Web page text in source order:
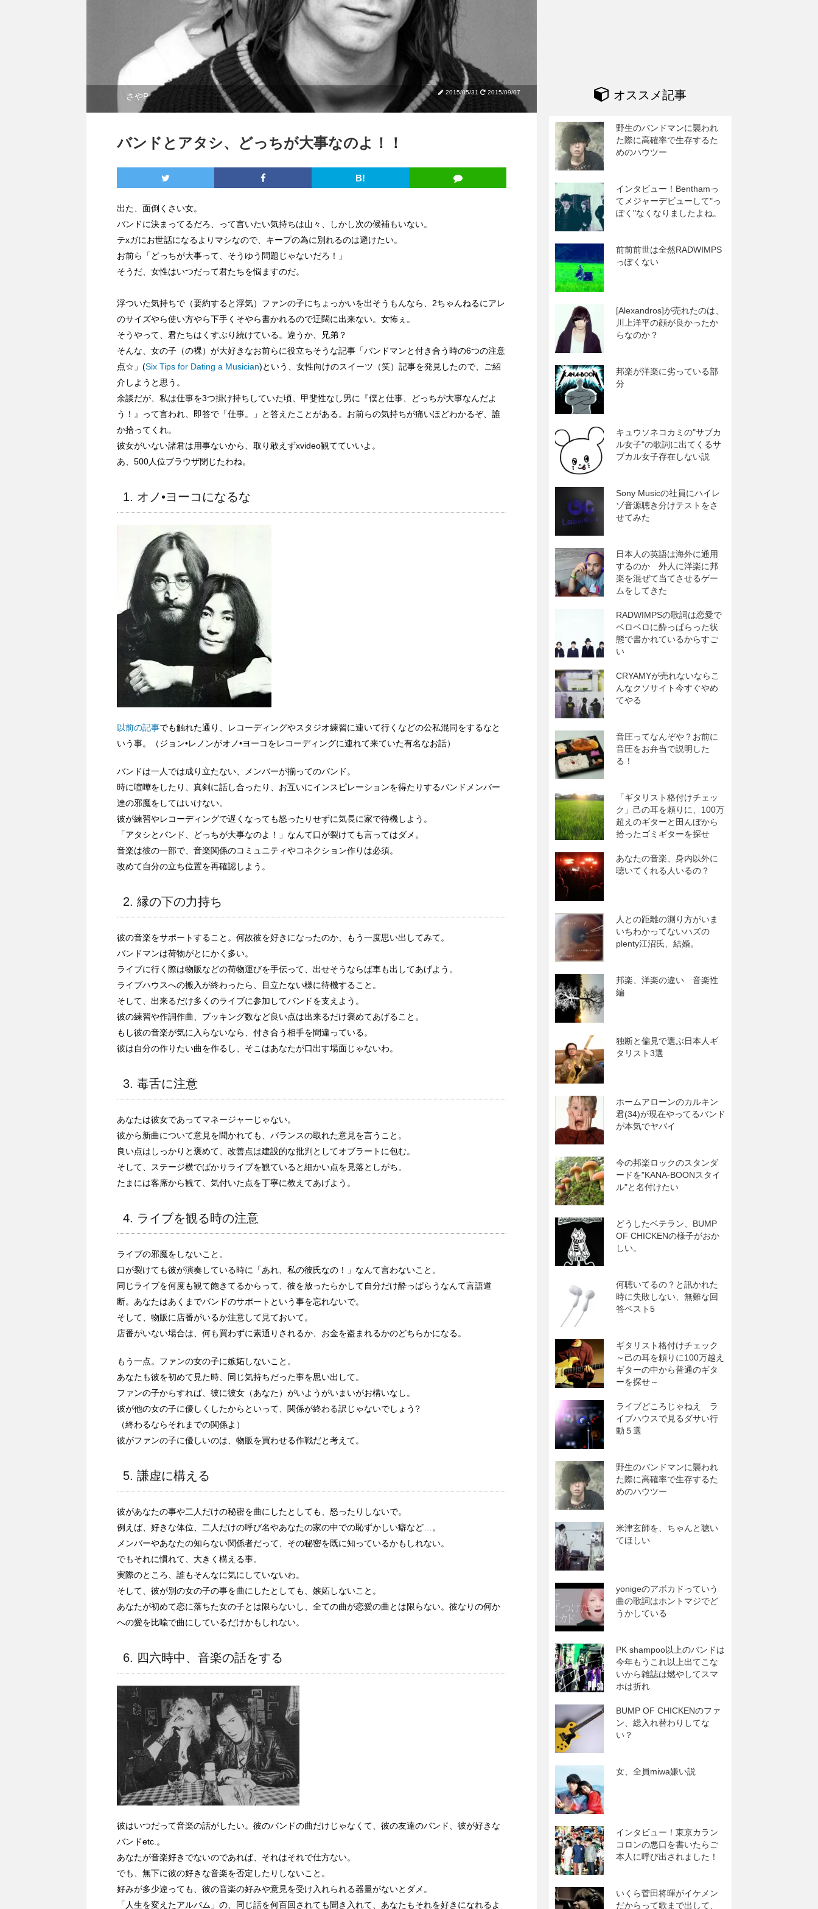
さやP 2015/05/31 2015/09/07
バンドとアタシ、どっちが大事なのよ！！
B!
出た、面倒くさい女。
バンドに決まってるだろ、って言いたい気持ちは山々、しかし次の候補もいない。
テxガにお世話になるよりマシなので、キープの為に別れるのは避けたい。
お前ら「どっちが大事って、そうゆう問題じゃないだろ！」
そうだ、女性はいつだって君たちを悩ますのだ。
浮ついた気持ちで（要約すると浮気）ファンの子にちょっかいを出そうもんなら、2ちゃんねるにアレ
のサイズやら使い方やら下手くそやら書かれるので迂闊に出来ない。女怖ぇ。
そうやって、君たちはくすぶり続けている。違うか、兄弟？
そんな、女の子（の裸）が大好きなお前らに役立ちそうな記事「バンドマンと付き合う時の6つの注意
点☆」(Six Tips for Dating a Musician)という、女性向けのスイーツ（笑）記事を発見したので、ご紹
介しようと思う。
余談だが、私は仕事を3つ掛け持ちしていた頃、甲斐性なし男に『僕と仕事、どっちが大事なんだよ
う！』って言われ、即答で「仕事。」と答えたことがある。お前らの気持ちが痛いほどわかるぞ、誰
か拾ってくれ。
彼女がいない諸君は用事ないから、取り敢えずxvideo観てていいよ。
あ、500人位ブラウザ閉じたわね。
1. オノ•ヨーコになるな
以前の記事でも触れた通り、レコーディングやスタジオ練習に連いて行くなどの公私混同をするなと
いう事。（ジョン•レノンがオノ•ヨーコをレコーディングに連れて来ていた有名なお話）
バンドは一人では成り立たない、メンバーが揃ってのバンド。
時に喧嘩をしたり、真剣に話し合ったり、お互いにインスピレーションを得たりするバンドメンバー
達の邪魔をしてはいけない。
彼が練習やレコーディングで遅くなっても怒ったりせずに気長に家で待機しよう。
「アタシとバンド、どっちが大事なのよ！」なんて口が裂けても言ってはダメ。
音楽は彼の一部で、音楽関係のコミュニティやコネクション作りは必須。
改めて自分の立ち位置を再確認しよう。
2. 縁の下の力持ち
彼の音楽をサポートすること。何故彼を好きになったのか、もう一度思い出してみて。
バンドマンは荷物がとにかく多い。
ライブに行く際は物販などの荷物運びを手伝って、出せそうならば車も出してあげよう。
ライブハウスへの搬入が終わったら、目立たない様に待機すること。
そして、出来るだけ多くのライブに参加してバンドを支えよう。
彼の練習や作詞作曲、ブッキング数など良い点は出来るだけ褒めてあげること。
もし彼の音楽が気に入らないなら、付き合う相手を間違っている。
彼は自分の作りたい曲を作るし、そこはあなたが口出す場面じゃないわ。
3. 毒舌に注意
あなたは彼女であってマネージャーじゃない。
彼から新曲について意見を聞かれても、バランスの取れた意見を言うこと。
良い点はしっかりと褒めて、改善点は建設的な批判としてオブラートに包む。
そして、ステージ横でばかりライブを観ていると細かい点を見落としがち。
たまには客席から観て、気付いた点を丁寧に教えてあげよう。
4. ライブを観る時の注意
ライブの邪魔をしないこと。
口が裂けても彼が演奏している時に「あれ、私の彼氏なの！」なんて言わないこと。
同じライブを何度も観て飽きてるからって、彼を放ったらかして自分だけ酔っぱらうなんて言語道
断。あなたはあくまでバンドのサポートという事を忘れないで。
そして、物販に店番がいるか注意して見ておいて。
店番がいない場合は、何も買わずに素通りされるか、お金を盗まれるかのどちらかになる。
もう一点。ファンの女の子に嫉妬しないこと。
あなたも彼を初めて見た時、同じ気持ちだった事を思い出して。
ファンの子からすれば、彼に彼女（あなた）がいようがいまいがお構いなし。
彼が他の女の子に優しくしたからといって、関係が終わる訳じゃないでしょう?
（終わるならそれまでの関係よ）
彼がファンの子に優しいのは、物販を買わせる作戦だと考えて。
5. 謙虚に構える
彼があなたの事や二人だけの秘密を曲にしたとしても、怒ったりしないで。
例えば、好きな体位、二人だけの呼び名やあなたの家の中での恥ずかしい癖など…。
メンバーやあなたの知らない関係者だって、その秘密を既に知っているかもしれない。
でもそれに慣れて、大きく構える事。
実際のところ、誰もそんなに気にしていないわ。
そして、彼が別の女の子の事を曲にしたとしても、嫉妬しないこと。
あなたが初めて恋に落ちた女の子とは限らないし、全ての曲が恋愛の曲とは限らない。彼なりの何か
への愛を比喩で曲にしているだけかもしれない。
6. 四六時中、音楽の話をする
彼はいつだって音楽の話がしたい。彼のバンドの曲だけじゃなくて、彼の友達のバンド、彼が好きな
バンドetc.。
あなたが音楽好きでないのであれば、それはそれで仕方ない。
でも、無下に彼の好きな音楽を否定したりしないこと。
好みが多少違っても、彼の音楽の好みや意見を受け入れられる器量がないとダメ。
「人生を変えたアルバム」の、同じ話を何百回されても聞き入れて、あなたもそれを好きになれるよ
オススメ記事
野生のバンドマンに襲われ
た際に高確率で生存するた
めのハウツー
インタビュー！Benthamっ
てメジャーデビューして"っ
ぽく"なくなりましたよね。
前前前世は全然RADWIMPS
っぽくない
[Alexandros]が売れたのは、
川上洋平の顔が良かったか
らなのか？
邦楽が洋楽に劣っている部
分
キュウソネコカミの"サブカ
ル女子"の歌詞に出てくるサ
ブカル女子存在しない説
Sony Musicの社員にハイレ
ゾ音源聴き分けテストをさ
せてみた
日本人の英語は海外に通用
するのか 外人に洋楽に邦
楽を混ぜて当てさせるゲー
ムをしてきた
RADWIMPSの歌詞は恋愛で
ベロベロに酔っぱらった状
態で書かれているからすご
い
CRYAMYが売れないならこ
んなクソサイト今すぐやめ
てやる
音圧ってなんぞや？お前に
音圧をお弁当で説明した
る！
「ギタリスト格付けチェッ
ク」己の耳を頼りに、100万
超えのギターと田んぼから
拾ったゴミギターを探せ
あなたの音楽、身内以外に
聴いてくれる人いるの？
人との距離の測り方がいま
いちわかってないハズの
plenty江沼氏、結婚。
邦楽、洋楽の違い 音楽性
編
独断と偏見で選ぶ日本人ギ
タリスト3選
ホームアローンのカルキン
君(34)が現在やってるバンド
が本気でヤバイ
今の邦楽ロックのスタンダ
ードを"KANA-BOONスタイ
ル"と名付けたい
どうしたベテラン、BUMP
OF CHICKENの様子がおか
しい。
何聴いてるの？と訊かれた
時に失敗しない、無難な回
答ベスト5
ギタリスト格付けチェック
～己の耳を頼りに100万越え
ギターの中から普通のギタ
ーを探せ～
ライブどころじゃねえ ラ
イブハウスで見るダサい行
動５選
野生のバンドマンに襲われ
た際に高確率で生存するた
めのハウツー
米津玄師を、ちゃんと聴い
てほしい
yonigeのアボカドっていう
曲の歌詞はホントマジでど
うかしている
PK shampoo以上のバンドは
今年もうこれ以上出てこな
いから雑誌は燃やしてスマ
ホは折れ
BUMP OF CHICKENのファ
ン、総入れ替わりしてな
い？
女、全員miwa嫌い説
インタビュー！東京カラン
コロンの悪口を書いたらご
本人に呼び出されました！
いくら菅田将暉がイケメン
だからって歌まで出して、